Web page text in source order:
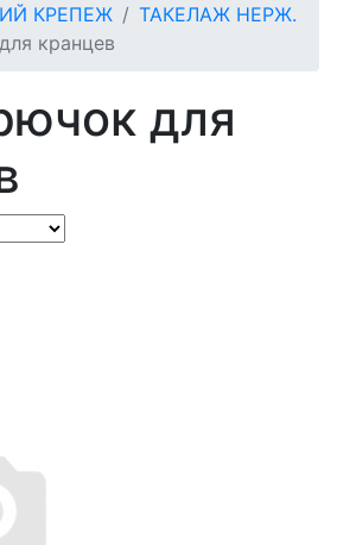
КРЕПЕЖ
ТАКЕЛАЖ НЕРЖ.
кранцев
для